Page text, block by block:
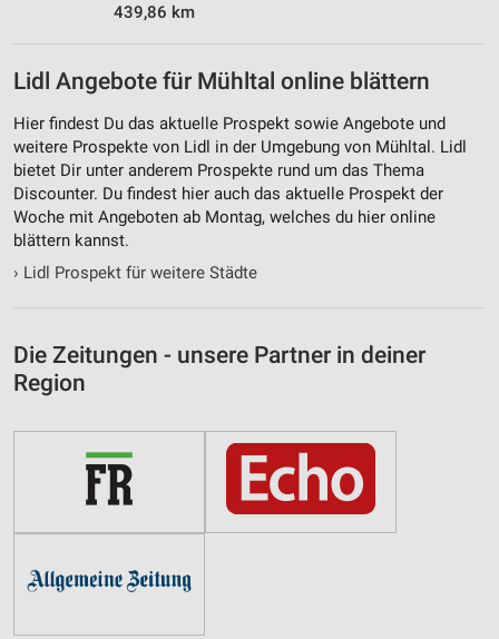
439,86 km
Lidl Angebote für Mühltal online blättern
Hier findest Du das aktuelle Prospekt sowie Angebote und
weitere Prospekte von Lidl in der Umgebung von Mühltal. Lidl
bietet Dir unter anderem Prospekte rund um das Thema
Discounter. Du findest hier auch das aktuelle Prospekt der
Woche mit Angeboten ab Montag, welches du hier online
blättern kannst.
› Lidl Prospekt für weitere Städte
Die Zeitungen - unsere Partner in deiner
Region